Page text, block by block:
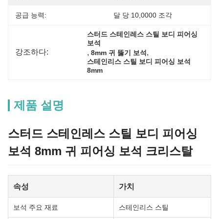
공급 능력: 달 당 10,0000 조각
강조하다:
스터드 스테인레스 스틸 보디 피어싱
보석
, 8mm 귀 뚫기 보석 ,
스테인리스 스틸 보디 피어싱 보석
8mm
제품 설명
스터드 스테인레스 스틸 보디 피어싱
보석 8mm 귀 피어싱 보석 크리스탈
속성 가치
보석 주요 재료 스테인리스 스틸